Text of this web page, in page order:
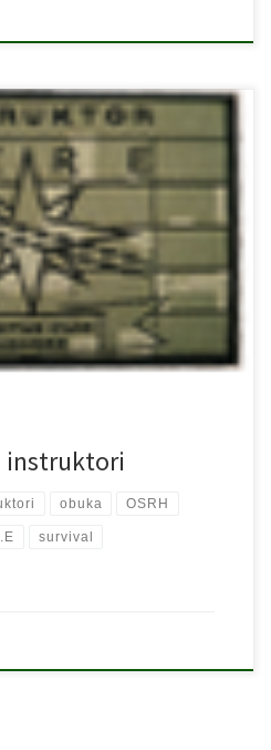
Hrvatske vrši se po uzoru na
i izvlačenja (Survival,
slučaju zarobljavanja iza
prema američkom priručniku FM
koju polaznik pohađa.
i uvježbati […]
instruktori
obuka OSRH
survival